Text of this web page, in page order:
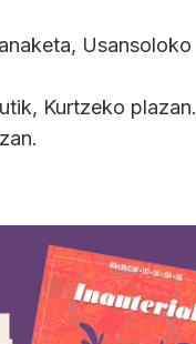
Usansoloko
Kurtzeko plazan.